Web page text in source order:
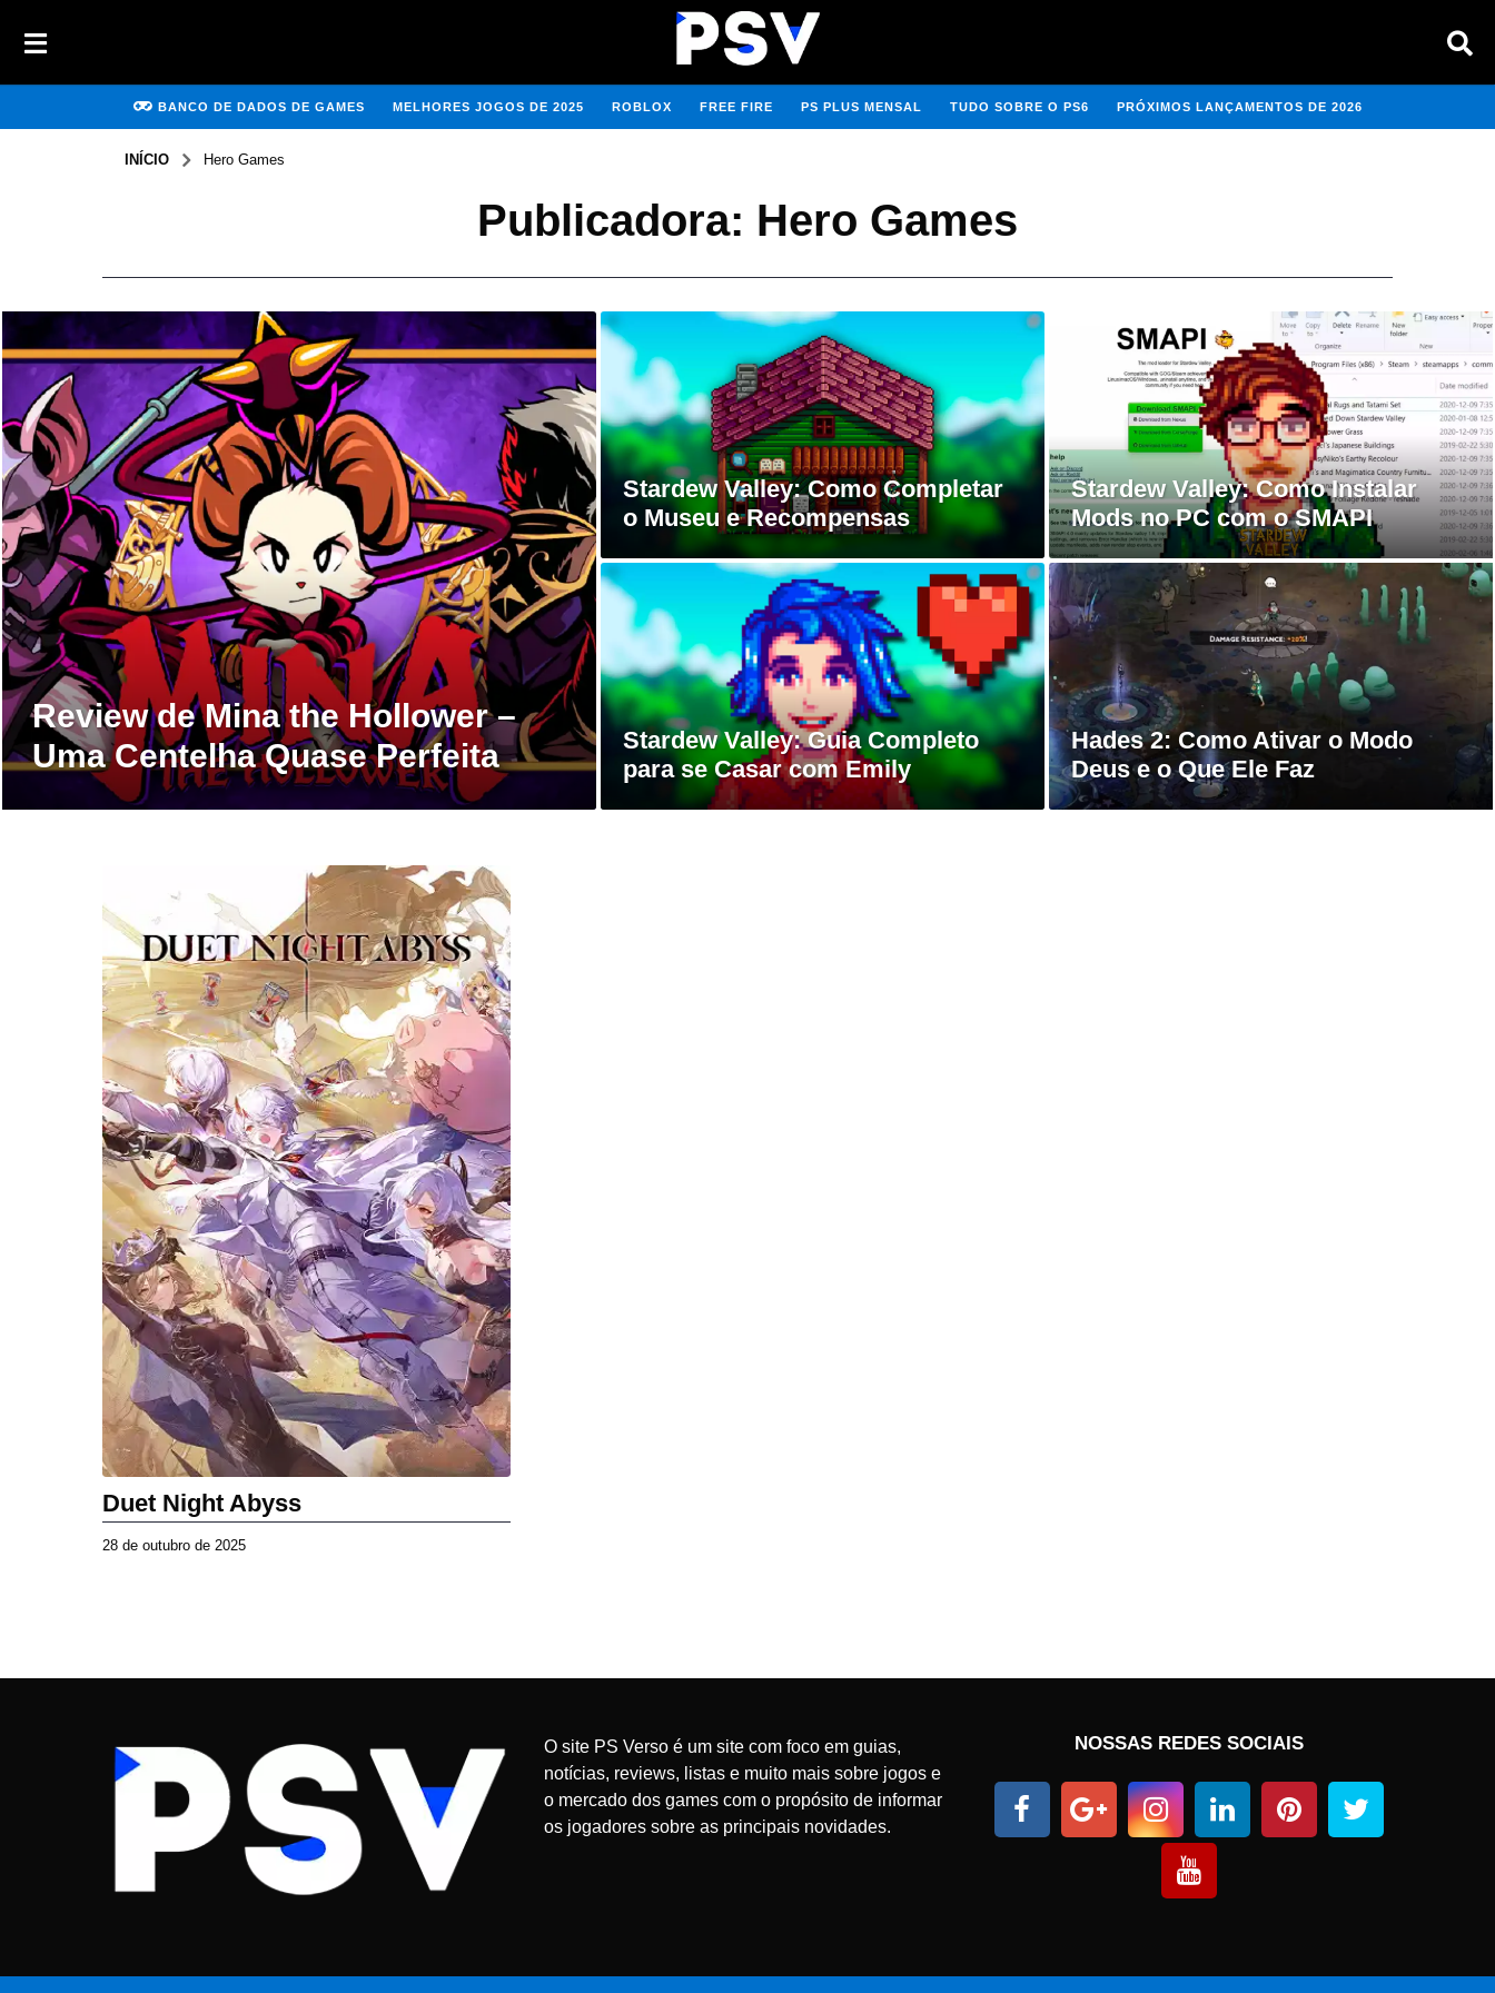
BANCO DE DADOS DE GAMES MELHORES JOGOS DE 2025 ROBLOX FREE FIRE PS PLUS MENSAL TUDO SOBRE O PS6 PRÓXIMOS LANÇAMENTOS DE 2026
INÍCIO Hero Games
Publicadora: Hero Games
Review de Mina the Hollower –
Uma Centelha Quase Perfeita
Stardew Valley: Como Completar
o Museu e Recompensas
Stardew Valley: Como Instalar
Mods no PC com o SMAPI
Stardew Valley: Guia Completo
para se Casar com Emily
Hades 2: Como Ativar o Modo
Deus e o Que Ele Faz
Duet Night Abyss
28 de outubro de 2025
d
e
2
2
O site PS Verso é um site com foco em guias,
notícias, reviews, listas e muito mais sobre jogos e
o mercado dos games com o propósito de informar
os jogadores sobre as principais novidades.
NOSSAS REDES SOCIAIS